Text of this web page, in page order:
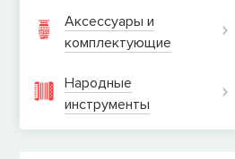
Аксессуары и
комплектующие
Народные
инструменты